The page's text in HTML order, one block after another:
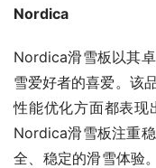
Nordica
Nordica滑雪板以其
雪爱好者的喜爱。该
性能优化方面都表现
Nordica滑雪板注重
全、稳定的滑雪体验